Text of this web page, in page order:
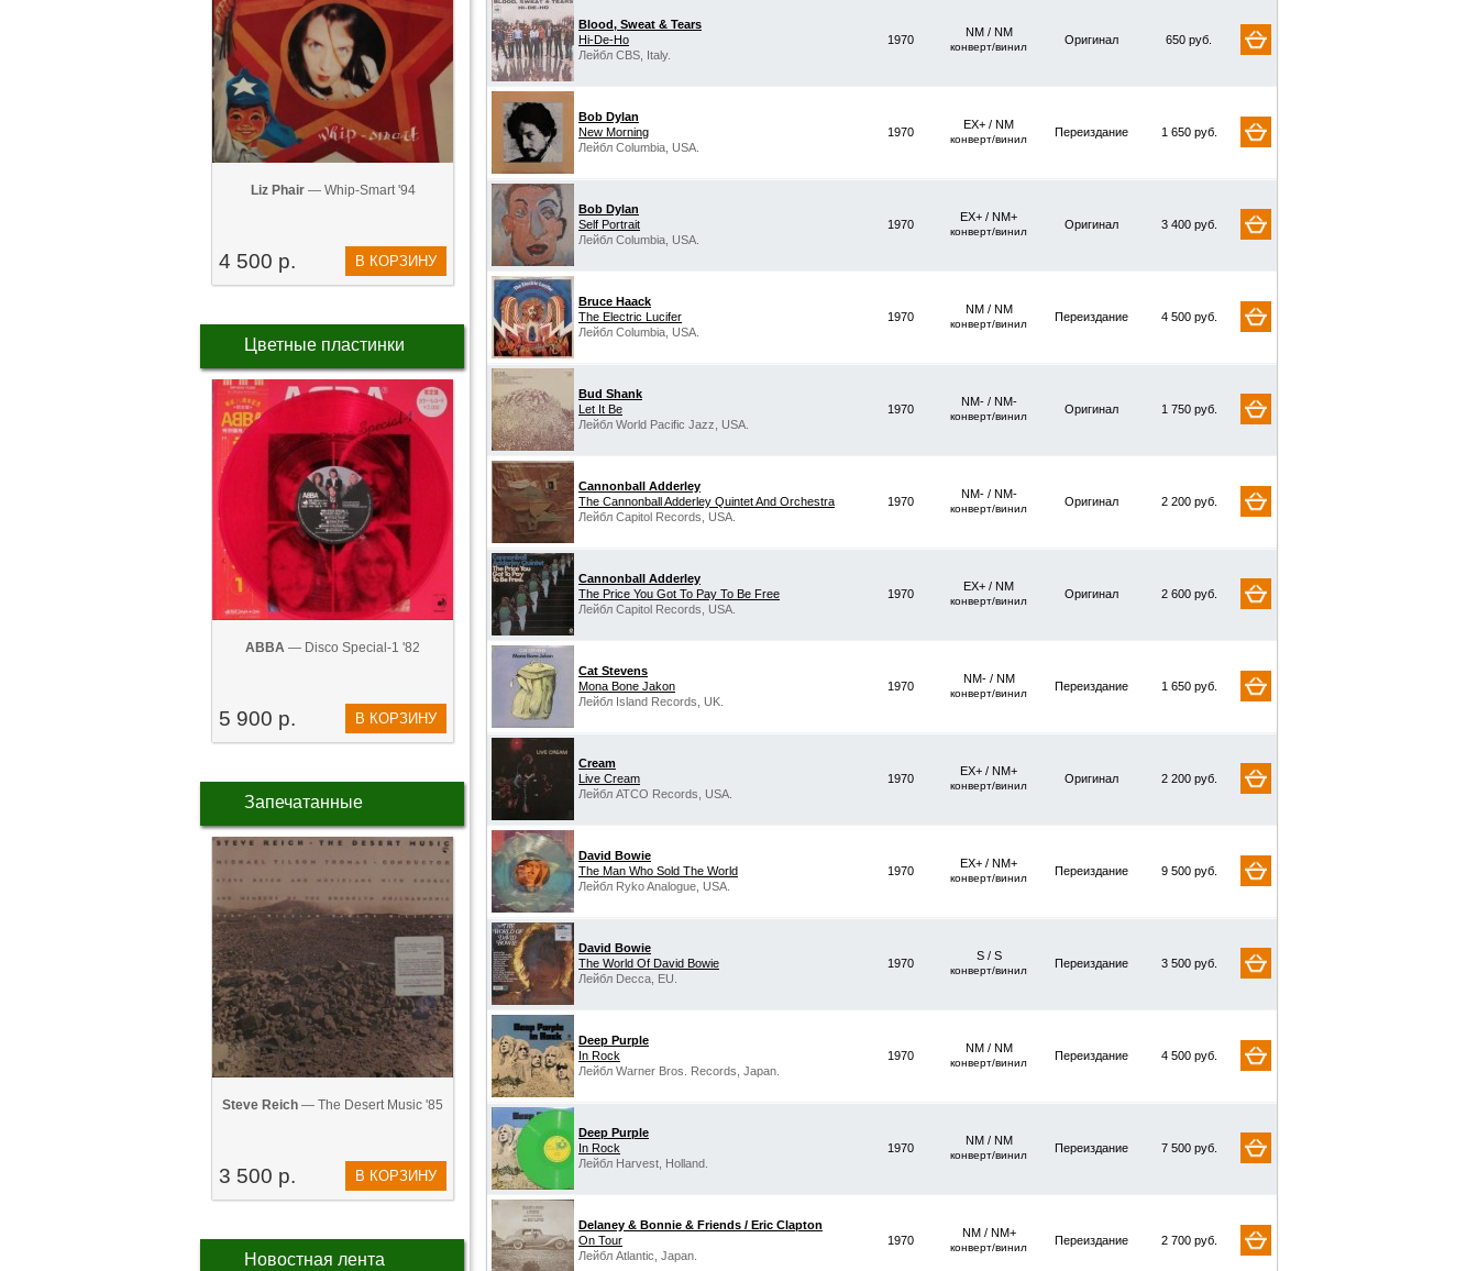
Liz Phair— Whip-Smart '94
4 500 р. В КОРЗИНУ
Цветные пластинки
ABBA — Disco Special-1 '82
5 900 р. В КОРЗИНУ
Запечатанные
Steve Reich — The Desert Music '85
3 500 р. В КОРЗИНУ
Новостная лента
Blood, Sweat & Tears
Hi-De-Ho
Лейбл CBS, Italy.
1970
NM / NM
конверт/винил
Оригинал 650 руб.
Bob Dylan
New Morning
Лейбл Columbia, USA.
1970
EX+ / NM
конверт/винил
Переиздание 1 650 руб.
Bob Dylan
Self Portrait
Лейбл Columbia, USA.
1970
EX+ / NM+
конверт/винил
Оригинал 3 400 руб.
Bruce Haack
The Electric Lucifer
Лейбл Columbia, USA.
1970
NM / NM
конверт/винил
Переиздание 4 500 руб.
Bud Shank
Let It Be
Лейбл World Pacific Jazz, USA.
1970
NM- / NM-
конверт/винил
Оригинал 1 750 руб.
Cannonball Adderley
The Cannonball Adderley Quintet And Orchestra
Лейбл Capitol Records, USA.
1970
NM- / NM-
конверт/винил
Оригинал 2 200 руб.
Cannonball Adderley
The Price You Got To Pay To Be Free
Лейбл Capitol Records, USA.
1970
EX+ / NM
конверт/винил
Оригинал 2 600 руб.
Cat Stevens
Mona Bone Jakon
Лейбл Island Records, UK.
1970
NM- / NM
конверт/винил
Переиздание 1 650 руб.
Cream
Live Cream
Лейбл ATCO Records, USA.
1970
EX+ / NM+
конверт/винил
Оригинал 2 200 руб.
David Bowie
The Man Who Sold The World
Лейбл Ryko Analogue, USA.
1970
EX+ / NM+
конверт/винил
Переиздание 9 500 руб.
David Bowie
The World Of David Bowie
Лейбл Decca, EU.
1970
S / S
конверт/винил
Переиздание 3 500 руб.
Deep Purple
In Rock
Лейбл Warner Bros. Records, Japan.
1970
NM / NM
конверт/винил
Переиздание 4 500 руб.
Deep Purple
In Rock
Лейбл Harvest, Holland.
1970
NM / NM
конверт/винил
Переиздание 7 500 руб.
Delaney & Bonnie & Friends / Eric Clapton
On Tour
Лейбл Atlantic, Japan.
1970
NM / NM+
конверт/винил
Переиздание 2 700 руб.